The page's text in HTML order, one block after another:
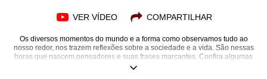
VER VÍDEO COMPARTILHAR
Os diversos momentos do mundo e a forma como observamos tudo ao
nosso redor, nos trazem reflexões sobre a sociedade e a vida. São nessas
horas que nascem pensadores e suas frases marcantes. Confira algumas
delas e aprecie a beleza das palavras.